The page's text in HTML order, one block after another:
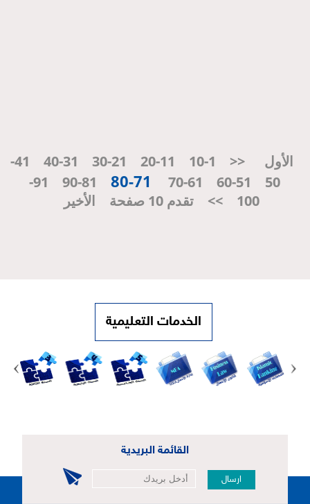
الأول <<
1-10
11-20
21-30
31-40
41-
50
51-60
61-70
81-90
91-
100
>> تقدم 10 صفحة الأخير
الخدمات التعليمية
القائمة البريدية
ارسال